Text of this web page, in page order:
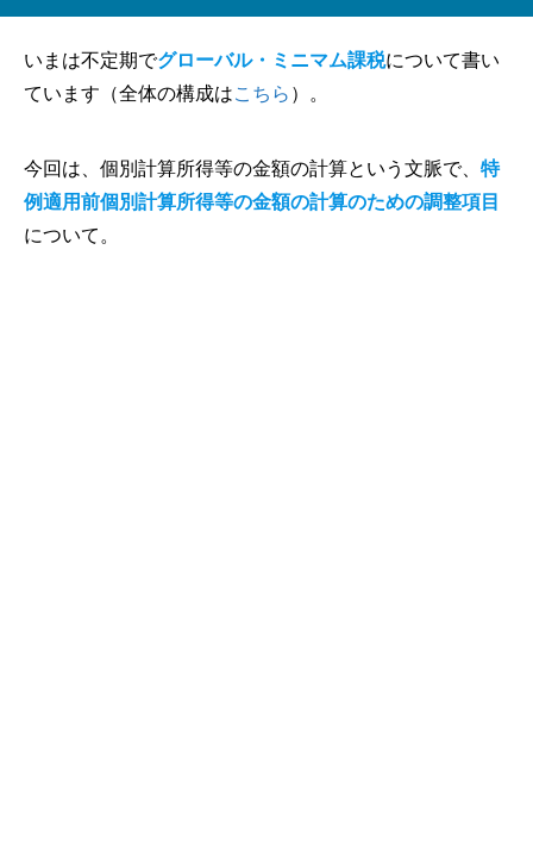
いまは不定期でグローバル・ミニマム課税について書い
ています（全体の構成はこちら ）。
今回は、個別計算所得等の金額の計算という文脈で、 特
例適用前個別計算所得等の金額の計算のための調整項目
について。